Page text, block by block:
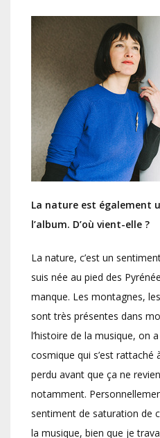
La nature est également
l’album. D’où vient-elle ?
La nature, c’est un
suis née au pied des
manque. Les montagnes,
sont très présentes dans
l’histoire de la musique, on
cosmique qui s’est rattaché
perdu avant que ça ne
notamment.
sentiment de saturation de
la musique, bien que je